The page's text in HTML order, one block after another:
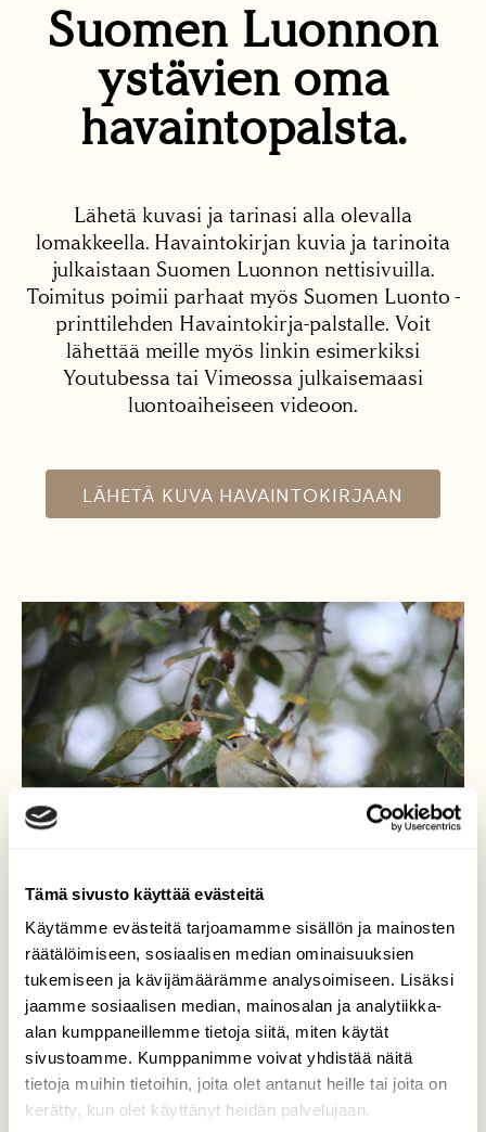
Tämä sivusto käyttää evästeitä
Käytämme evästeitä tarjoamamme sisällön ja mainosten
räätälöimiseen, sosiaalisen median ominaisuuksien
tukemiseen ja kävijämäärämme analysoimiseen. Lisäksi
jaamme sosiaalisen median, mainosalan ja analytiikka-
alan kumppaneillemme tietoja siitä, miten käytät
sivustoamme. Kumppanimme voivat yhdistää näitä
tietoja muihin tietoihin, joita olet antanut heille tai joita on
kerätty, kun olet käyttänyt heidän palvelujaan.
Suomen Luonnon
ystävien oma
havaintopalsta.
Lähetä kuvasi ja tarinasi alla olevalla
lomakkeella. Havaintokirjan kuvia ja tarinoita
julkaistaan Suomen Luonnon nettisivuilla.
Toimitus poimii parhaat myös Suomen Luonto -
printtilehden Havaintokirja-palstalle. Voit
lähettää meille myös linkin esimerkiksi
Youtubessa tai Vimeossa julkaisemaasi
luontoaiheiseen videoon.
LÄHETÄ KUVA HAVAINTOKIRJAAN
Hippiäinen
Tämä yksilö oli yllättävän kesy, ja hymyssä
suin kuvasin tuota pientä palleroa.
Valokuvaaja: Lina Honkaperä, Lohtaja, Ohtakari